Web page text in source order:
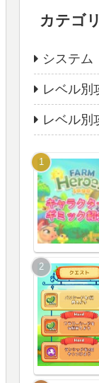
カテゴ
システム
レベル別
レベル別